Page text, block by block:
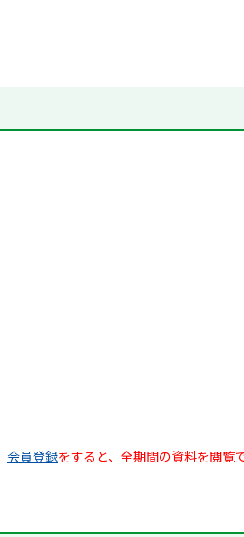
会員登録をすると、全期間の資料を閲覧